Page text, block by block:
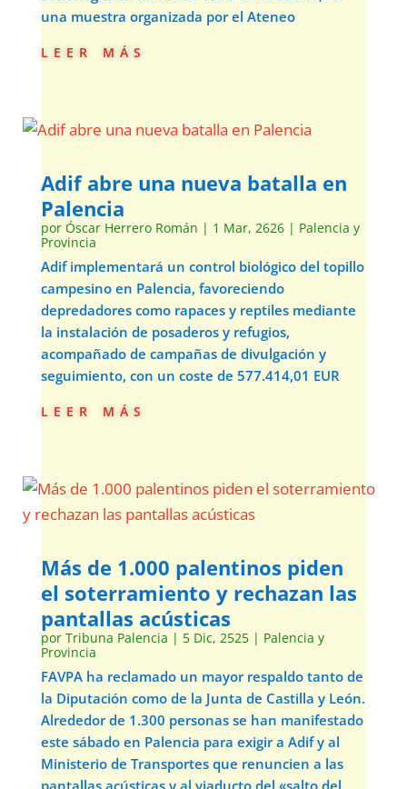
una muestra organizada por el Ateneo
leer más
Adif abre una nueva batalla en
Palencia
por Óscar Herrero Román | 1 Mar, 2626| Palencia y
Provincia
Adif implementará un control biológico del topillo
campesino en Palencia, favoreciendo
depredadores como rapaces y reptiles mediante
la instalación de posaderos y refugios,
acompañado de campañas de divulgación y
seguimiento, con un coste de 577.414,01 EUR
leer más
Más de 1.000 palentinos piden
el soterramiento y rechazan las
pantallas acústicas
por Tribuna Palencia | 5 Dic, 2525| Palencia y
Provincia
FAVPA ha reclamado un mayor respaldo tanto de
la Diputación como de la Junta de Castilla y León.
Alrededor de 1.300 personas se han manifestado
este sábado en Palencia para exigir a Adif y al
Ministerio de Transportes que renuncien a las
pantallas acústicas y al viaducto del «salto del